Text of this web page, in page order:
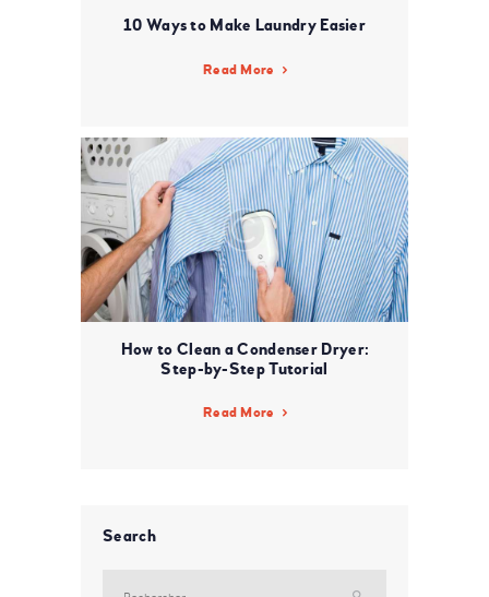
10 Ways to Make Laundry Easier
Read More
How to Clean a Condenser Dryer:
Step-by-Step Tutorial
Read More
Search